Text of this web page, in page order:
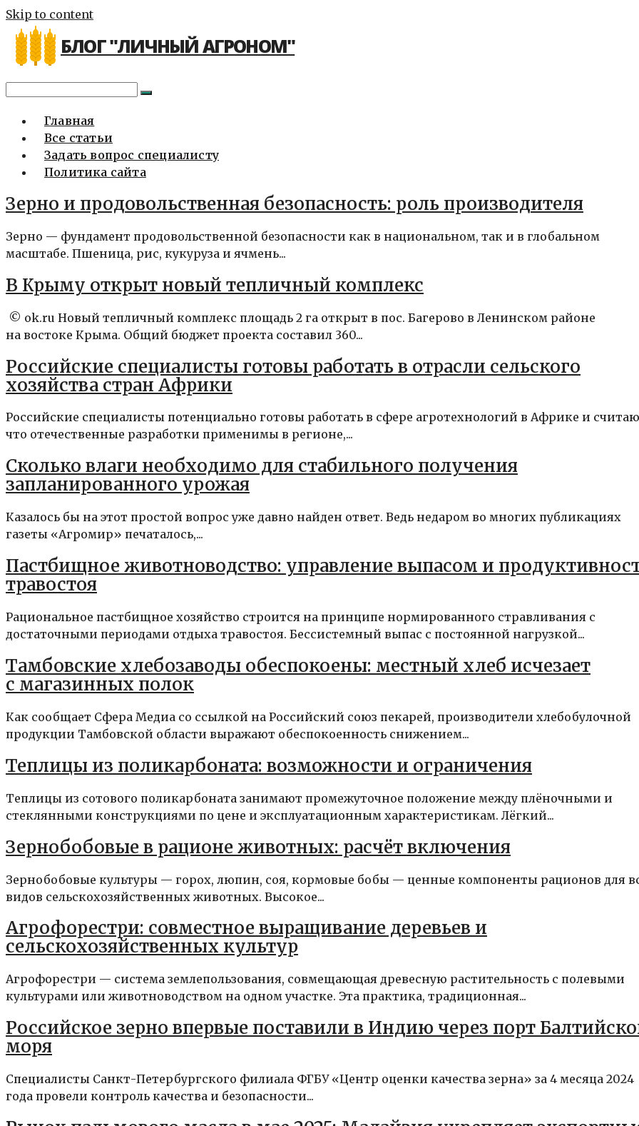
Skip to content
БЛОГ "ЛИЧНЫЙ АГРОНОМ"
Главная
Все статьи
Задать вопрос специалисту
Политика сайта
Зерно и продовольственная безопасность: роль производителя
Зерно — фундамент продовольственной безопасности как в национальном, так и в глобальном
масштабе. Пшеница, рис, кукуруза и ячмень...
В Крыму открыт новый тепличный комплекс
© ok.ru Новый тепличный комплекс площадь 2 га открыт в пос. Багерово в Ленинском районе
на востоке Крыма. Общий бюджет проекта составил 360...
Российские специалисты готовы работать в отрасли сельского
хозяйства стран Африки
Российские специалисты потенциально готовы работать в сфере агротехнологий в Африке и
что отечественные разработки применимы в регионе,...
Сколько влаги необходимо для стабильного получения
запланированного урожая
Казалось бы на этот простой вопрос уже давно найден ответ. Ведь недаром во многих публикациях
газеты «Агромир» печаталось,...
Пастбищное животноводство: управление выпасом и
травостоя
Рациональное пастбищное хозяйство строится на принципе нормированного стравливания с
достаточными периодами отдыха травостоя. Бессистемный выпас с постоянной нагрузкой...
Тамбовские хлебозаводы обеспокоены: местный хлеб исчезает
с магазинных полок
Как сообщает Сфера Медиа со ссылкой на Российский союз пекарей, производители хлебобулочной
продукции Тамбовской области выражают обеспокоенность снижением...
Теплицы из поликарбоната: возможности и ограничения
Теплицы из сотового поликарбоната занимают промежуточное положение между плёночными и
стеклянными конструкциями по цене и эксплуатационным характеристикам. Лёгкий...
Зернобобовые в рационе животных: расчёт включения
Зернобобовые культуры — горох, люпин, соя, кормовые бобы — ценные компоненты рационов для
видов сельскохозяйственных животных. Высокое...
Агрофорестри: совместное выращивание деревьев и
сельскохозяйственных культур
Агрофорестри — система землепользования, совмещающая древесную растительность с полевыми
культурами или животноводством на одном участке. Эта практика, традиционная...
Российское зерно впервые поставили в Индию через порт
моря
Специалисты Санкт-Петербургского филиала ФГБУ «Центр оценки качества зерна» за 4 месяца 2024
года провели контроль качества и безопасности...